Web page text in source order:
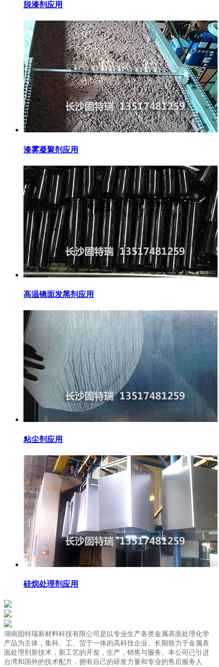
脱漆剂应用
漆雾凝聚剂应用
高温镜面发黑剂应用
粘尘剂应用
硅烷处理剂应用
湖南固特瑞新材料科技有限公司是以专业生产各类金属表面处理化学
产品为主体，集科、工、贸于一体的高科技企业。长期致力于金属表
面处理剂新技术，新工艺的开发，生产，销售与服务。本公司已引进
台湾和国外的技术配方，拥有自己的研发力量和专业的售后服务人